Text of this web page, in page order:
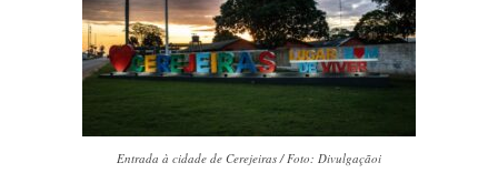
Entrada à cidade de Cerejeiras / Foto: Divulgaçãoi